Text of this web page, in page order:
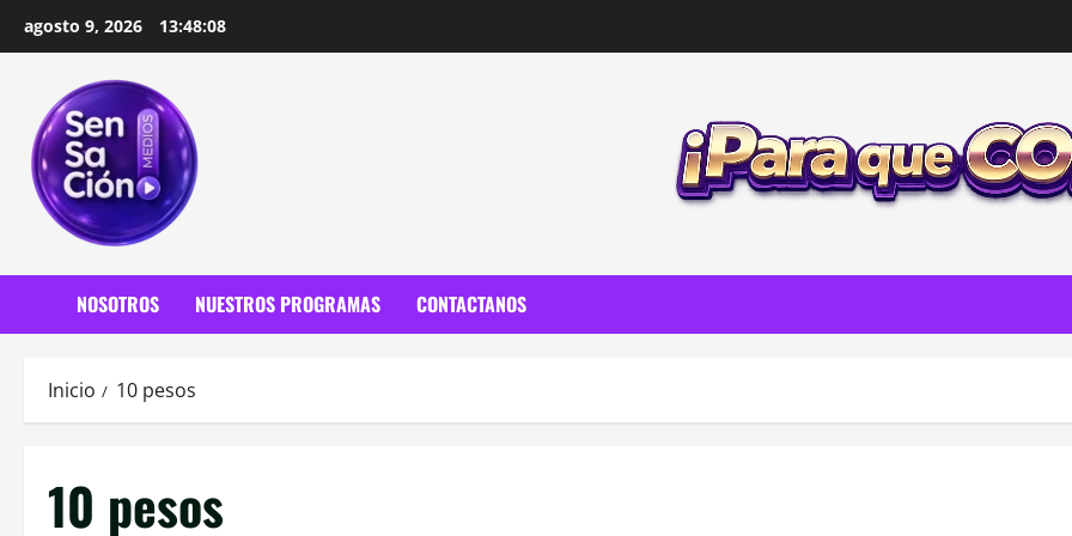
agosto 9, 2026 13:48:09
NOSOTROS NUESTROS PROGRAMAS CONTACTANOS
Inicio 10 pesos
10 pesos